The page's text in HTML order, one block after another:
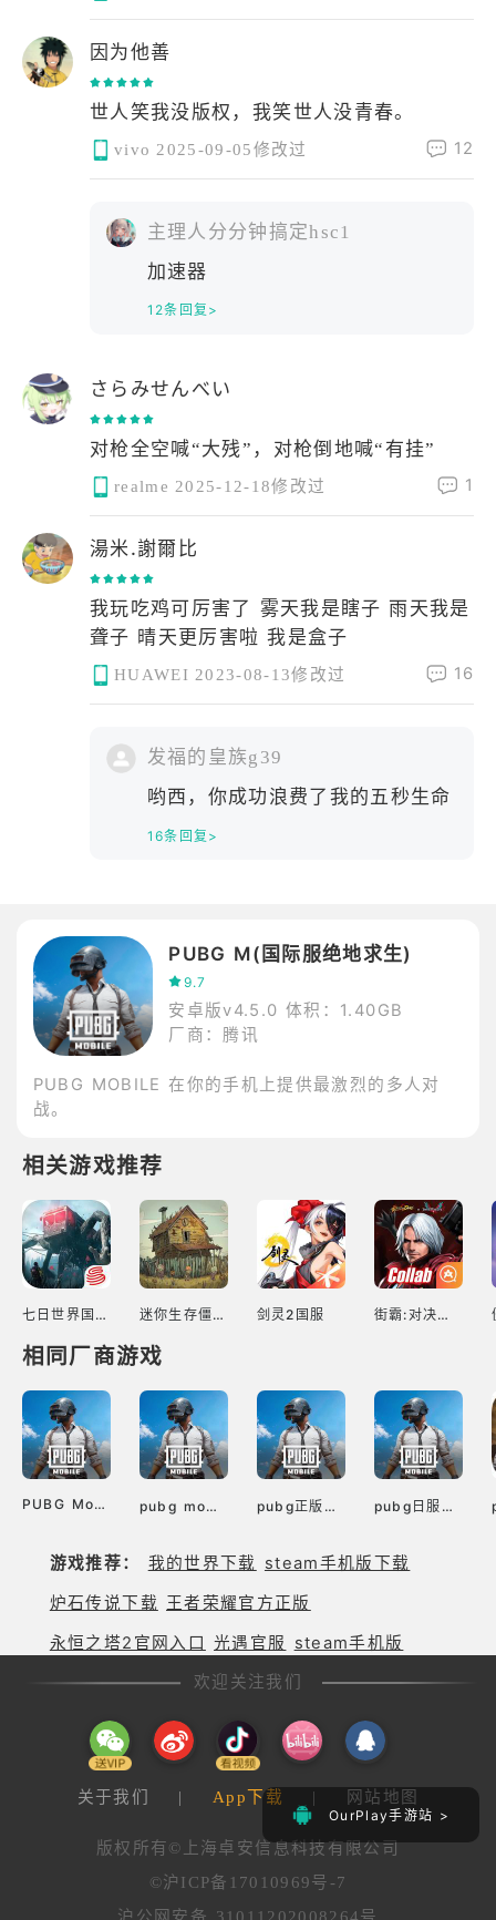
OurPlay手游站 >
因为他善
世人笑我没版权，我笑世人没青春。
vivo 2025-09-05修改过 12
主理人分分钟搞定hsc1
加速器
12条回复>
さらみせんべい
对枪全空喊“大残”，对枪倒地喊“有挂”
realme 2025-12-18修改过 1
湯米.謝爾比
我玩吃鸡可厉害了 雾天我是瞎子 雨天我是
聋子 晴天更厉害啦 我是盒子
HUAWEI 2023-08-13修改过 16
发福的皇族g39
哟西，你成功浪费了我的五秒生命
16条回复>
PUBG M(国际服绝地求生)
9.7
安卓版v4.5.0体积：1.40GB
厂商：腾讯
PUBG MOBILE 在你的手机上提供最激烈的多人对
战。
相关游戏推荐
七日世界国服 迷你生存僵尸大战 剑灵2国服 街霸:对决东南亚服
相同厂商游戏
PUBG Mobile Downloads apk pubg mobile国际版 pubg正版入口手机版 pubg日服韩服
游戏推荐： 我的世界下载 steam手机版下载
炉石传说下载 王者荣耀官方正版
永恒之塔2官网入口 光遇官服
steam手机版
欢迎关注我们
关于我们 | App下载 | 网站地图
版权所有©上海卓安信息科技有限公司
©沪ICP备17010969号-7